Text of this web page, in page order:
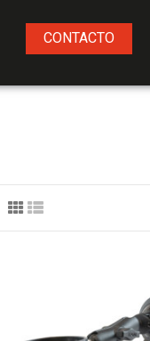
CONTACTO